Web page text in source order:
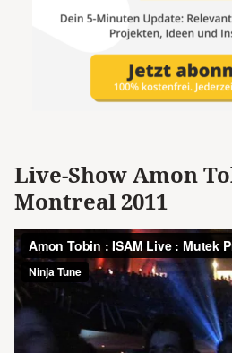
Live-Show Amon
Montreal 2011